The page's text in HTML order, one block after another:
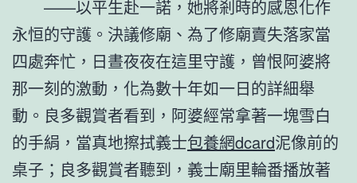
——以平生赴一諾，她將剎時的感恩化作
永恒的守護。決議修廟、為了修廟賣失落家當
四處奔忙，日晝夜夜在這里守護，曾恨阿婆將
那一刻的激動，化為數十年如一日的詳細舉
動。良多觀賞者看到，阿婆經常拿著一塊雪白
的手絹，當真地擦拭義士包養網dcard泥像前的
桌子；良多觀賞者聽到，義士廟里輪番播放著